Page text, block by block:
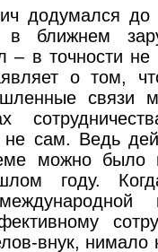
додумался до
в ближнем
– в точности не
о том,
связи
сам. Ведь
можно было
году.
внук, нимало